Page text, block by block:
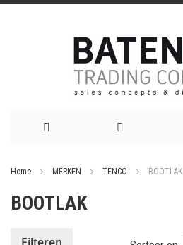
de
Home MERKEN TENCO BOOTLAK
BOOTLAK